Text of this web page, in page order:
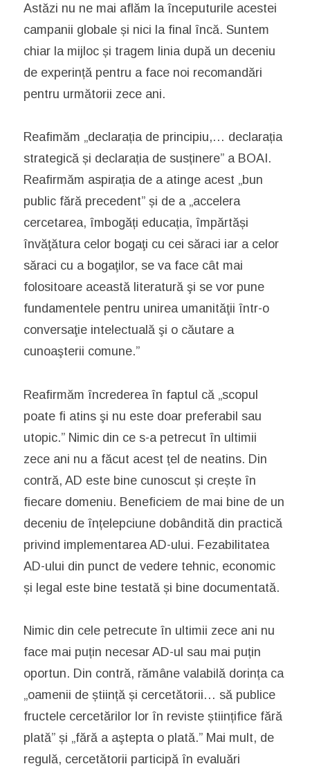
Astăzi nu ne mai aflăm la începuturile acestei
campanii globale și nici la final încă. Suntem
chiar la mijloc și tragem linia după un deceniu
de experință pentru a face noi recomandări
pentru următorii zece ani.
Reafimăm „declarația de principiu,… declarația
strategică și declarația de susținere” a BOAI.
Reafirmăm aspirația de a atinge acest „bun
public fără precedent” și de a „accelera
cercetarea, îmbogăți educația, împărtăși
învăţătura celor bogaţi cu cei săraci iar a celor
săraci cu a bogaţilor, se va face cât mai
folositoare această literatură şi se vor pune
fundamentele pentru unirea umanităţii într-o
conversaţie intelectuală şi o căutare a
cunoaşterii comune.”
Reafirmăm încrederea în faptul că „scopul
poate fi atins şi nu este doar preferabil sau
utopic.” Nimic din ce s-a petrecut în ultimii
zece ani nu a făcut acest țel de neatins. Din
contră, AD este bine cunoscut și crește în
fiecare domeniu. Beneficiem de mai bine de un
deceniu de înțelepciune dobândită din practică
privind implementarea AD-ului. Fezabilitatea
AD-ului din punct de vedere tehnic, economic
și legal este bine testată și bine documentată.
Nimic din cele petrecute în ultimii zece ani nu
face mai puțin necesar AD-ul sau mai puțin
oportun. Din contră, rămâne valabilă dorința ca
„oamenii de știință și cercetătorii… să publice
fructele cercetărilor lor în reviste științifice fără
plată” și „fără a aştepta o plată.” Mai mult, de
regulă, cercetătorii participă în evaluări